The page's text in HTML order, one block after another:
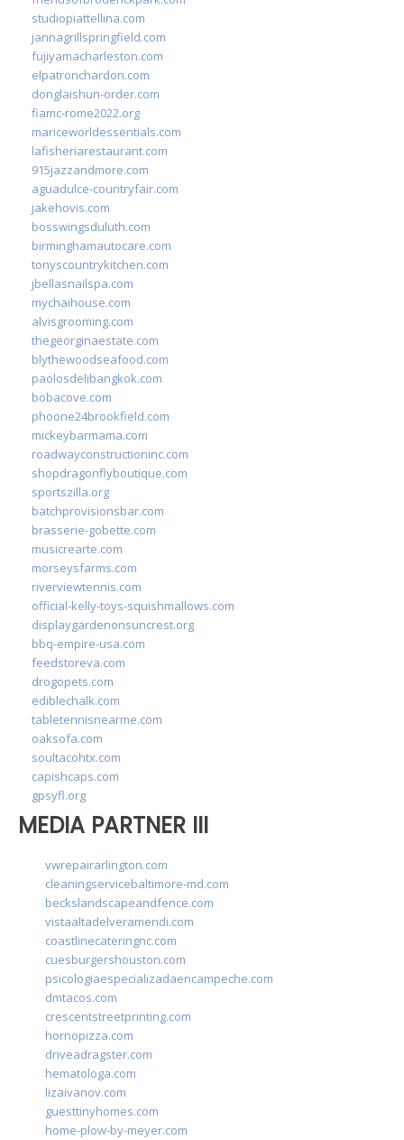
studiopiattellina.com
jannagrillspringfield.com
fujiyamacharleston.com
elpatronchardon.com
donglaishun-order.com
fiamc-rome2022.org
mariceworldessentials.com
lafisheriarestaurant.com
915jazzandmore.com
aguadulce-countryfair.com
jakehovis.com
bosswingsduluth.com
birminghamautocare.com
tonyscountrykitchen.com
jbellasnailspa.com
mychaihouse.com
alvisgrooming.com
thegeorginaestate.com
blythewoodseafood.com
paolosdelibangkok.com
bobacove.com
phoone24brookfield.com
mickeybarmama.com
roadwayconstructioninc.com
shopdragonflyboutique.com
sportszilla.org
batchprovisionsbar.com
brasserie-gobette.com
musicrearte.com
morseysfarms.com
riverviewtennis.com
official-kelly-toys-squishmallows.com
displaygardenonsuncrest.org
bbq-empire-usa.com
feedstoreva.com
drogopets.com
ediblechalk.com
tabletennisnearme.com
oaksofa.com
soultacohtx.com
capishcaps.com
gpsyfl.org
MEDIA PARTNER III
vwrepairarlington.com
cleaningservicebaltimore-md.com
beckslandscapeandfence.com
vistaaltadelveramendi.com
coastlinecateringnc.com
cuesburgershouston.com
psicologiaespecializadaencampeche.com
dmtacos.com
crescentstreetprinting.com
hornopizza.com
driveadragster.com
hematologa.com
lizaivanov.com
guesttinyhomes.com
home-plow-by-meyer.com